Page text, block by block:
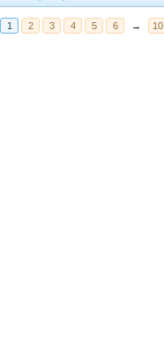
1 2 3 4 5 6 → 10